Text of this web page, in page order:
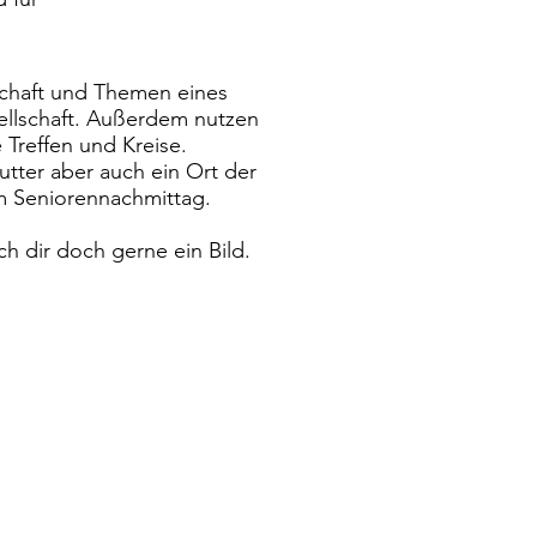
und Themen eines
Außerdem nutzen
und Kreise.
aber auch ein Ort der
Seniorennachmittag.
dir doch gerne ein Bild.